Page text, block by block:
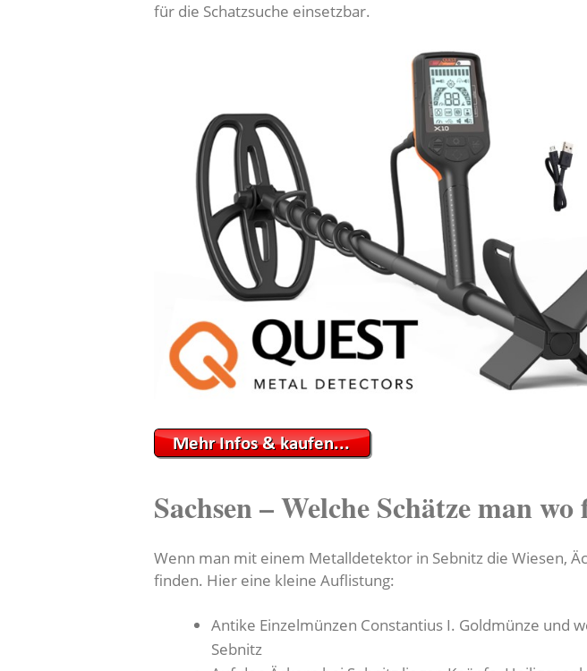
für die Schatzsuche einsetzbar.
Sachsen – Welche Schätze man
Wenn man mit einem Metalldetektor in Sebnitz die Wiesen,
finden. Hier eine kleine Auflistung:
Antike Einzelmünzen Constantius I. Goldmünze und
Sebnitz